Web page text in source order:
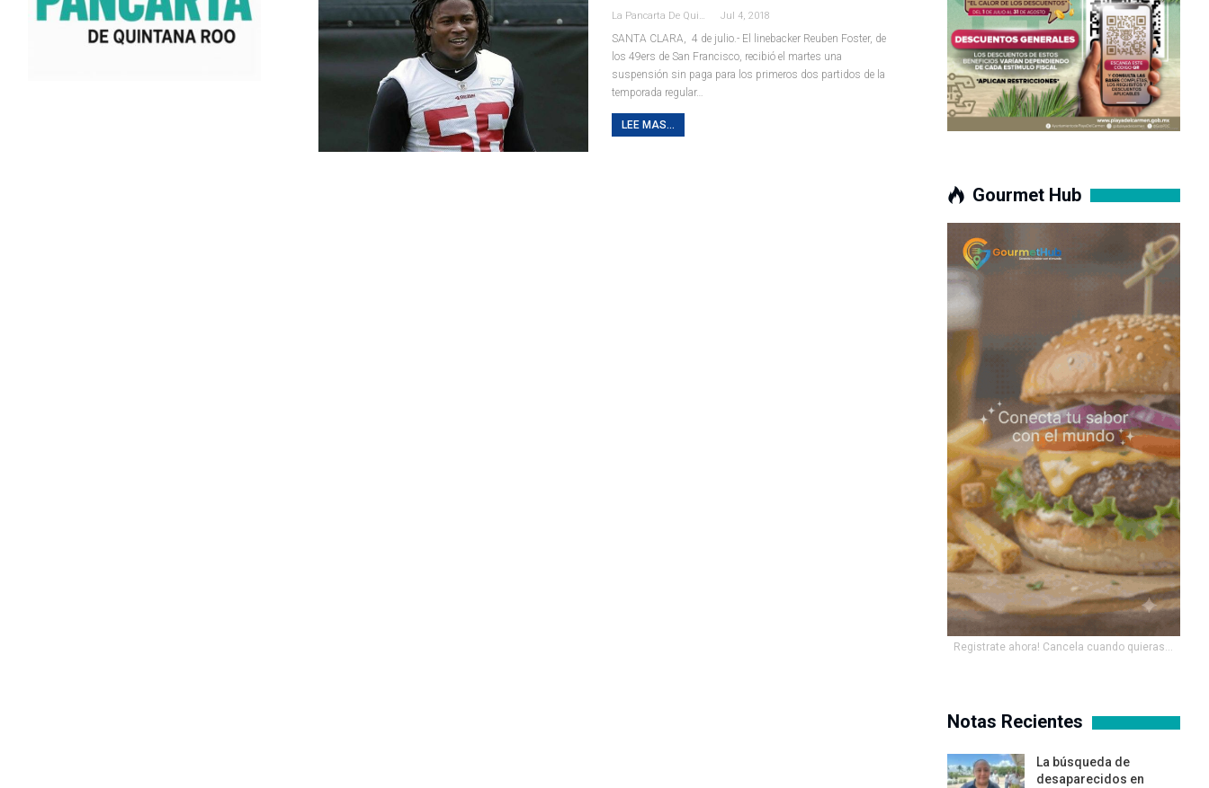
Jul 4, 2018
SANTA CLARA, 4 de julio.- El linebacker Reuben Foster, de
los 49ers de San Francisco, recibió el martes una
suspensión sin paga para los primeros dos partidos de la
temporada regular…
LEE MAS...
Gourmet Hub
Registrate ahora! Cancela cuando quieras...
Notas Recientes
La búsqueda de
desaparecidos en